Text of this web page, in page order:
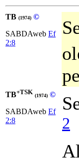
TB (1974) ©
SABDAweb Ef
2:8
TB+TSK (1974) ©
SABDAweb Ef
2:8
2